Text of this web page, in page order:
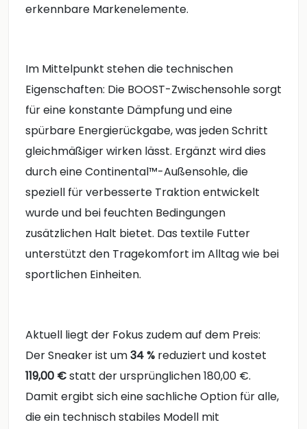
erkennbare Markenelemente.
Im Mittelpunkt stehen die technischen
Eigenschaften: Die BOOST-Zwischensohle sorgt
für eine konstante Dämpfung und eine
spürbare Energierückgabe, was jeden Schritt
gleichmäßiger wirken lässt. Ergänzt wird dies
durch eine Continental™-Außensohle, die
speziell für verbesserte Traktion entwickelt
wurde und bei feuchten Bedingungen
zusätzlichen Halt bietet. Das textile Futter
unterstützt den Tragekomfort im Alltag wie bei
sportlichen Einheiten.
Aktuell liegt der Fokus zudem auf dem Preis:
Der Sneaker ist um34 % reduziert und kostet
119,00 €statt der ursprünglichen 180,00 €.
Damit ergibt sich eine sachliche Option für alle,
die ein technisch stabiles Modell mit